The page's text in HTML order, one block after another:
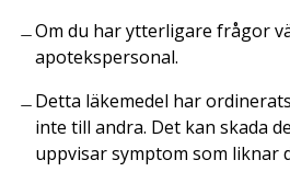
Om du har ytterligare frågor
apotekspersonal.
Detta läkemedel har
inte till andra. Det kan skada
uppvisar symptom som liknar